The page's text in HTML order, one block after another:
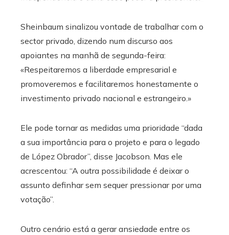
Sheinbaum sinalizou vontade de trabalhar com o
sector privado, dizendo num discurso aos
apoiantes na manhã de segunda-feira:
«Respeitaremos a liberdade empresarial e
promoveremos e facilitaremos honestamente o
investimento privado nacional e estrangeiro.»
Ele pode tornar as medidas uma prioridade “dada
a sua importância para o projeto e para o legado
de López Obrador”, disse Jacobson. Mas ele
acrescentou: “A outra possibilidade é deixar o
assunto definhar sem sequer pressionar por uma
votação”.
Outro cenário está a gerar ansiedade entre os